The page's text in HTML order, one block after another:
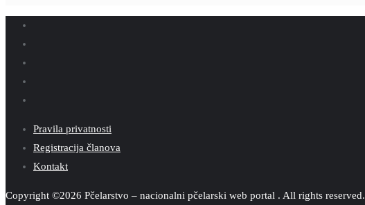
Pravila privatnosti
Registracija članova
Kontakt
Copyright ©2026 Pčelarstvo – nacionalni pčelarski web portal . All rights reserved.